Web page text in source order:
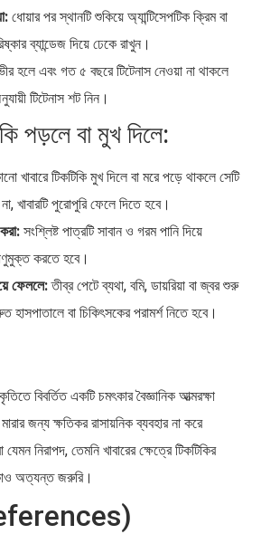
ধোয়ার পর স্থানটি শুকিয়ে অ্যান্টিসেপটিক ক্রিম বা
ব্যান্ডেজ দিয়ে ঢেকে রাখুন।
হলে এবং গত ৫ বছরে টিটেনাস নেওয়া না থাকলে
টিটেনাস শট নিন।
পড়লে বা মুখ দিলে:
খাবারে টিকটিকি মুখ দিলে বা মরে পড়ে থাকলে সেটি
খাবারটি পুরোপুরি ফেলে দিতে হবে।
সংশ্লিষ্ট পাত্রটি সাবান ও গরম পানি দিয়ে
করতে হবে।
ফেললে:তীব্র পেটে ব্যথা, বমি, ডায়রিয়া বা জ্বর শুরু
হাসপাতালে বা চিকিৎসকের পরামর্শ নিতে হবে।
বিবর্তিত একটি চমৎকার বৈজ্ঞানিক আত্মরক্ষা
জন্য ক্ষতিকর রাসায়নিক ব্যবহার না করে
নিরাপদ, তেমনি খাবারের ক্ষেত্রে টিকটিকির
অত্যন্ত জরুরি।